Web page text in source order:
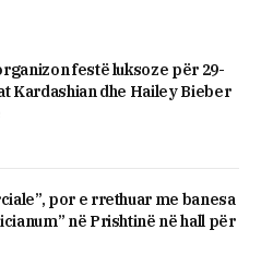
festë luksoze për 29-
Kardashian dhe Hailey Bieber
por e rrethuar me banesa
në Prishtinë në hall për